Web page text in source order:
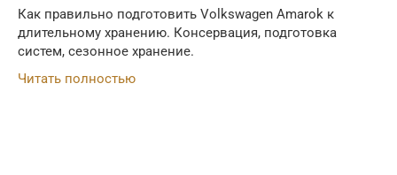
Как правильно подготовить Volkswagen Amarok к
длительному хранению. Консервация, подготовка
систем, сезонное хранение.
Читать полностью